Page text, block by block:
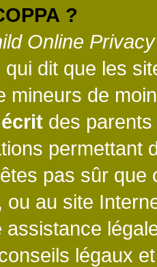
?
Online
dit que les
mineurs de
écrit des parents
permettant
pas sûr
au site
légaux